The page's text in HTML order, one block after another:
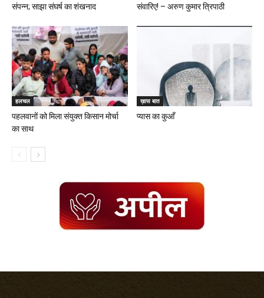
संपन्न; साझा संघर्ष का शंखनाद
संवारिए! – अरुण कुमार त्रिपाठी
हलचल
पहलवानों को मिला संयुक्त किसान मोर्चा
का साथ
ख़ास बात
प्यास का कुआँ